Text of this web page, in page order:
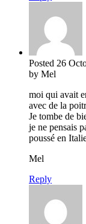
Posted 26
by Mel
moi qui avait
avec de la
Je tombe de
je ne pensais
poussé en
Mel
Reply